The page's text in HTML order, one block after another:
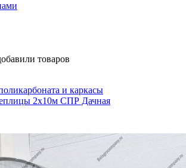
товаров
и каркасы
2х10м СПР Дачная